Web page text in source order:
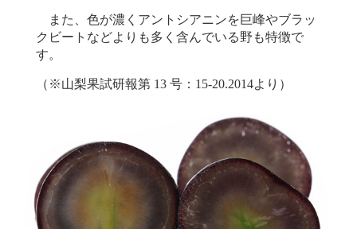
また、色が濃くアントシアニンを巨峰やブラッ
クビートなどよりも多く含んでいる野も特徴で
す。
（※山梨果試研報第 13 号：15-20.2014より）